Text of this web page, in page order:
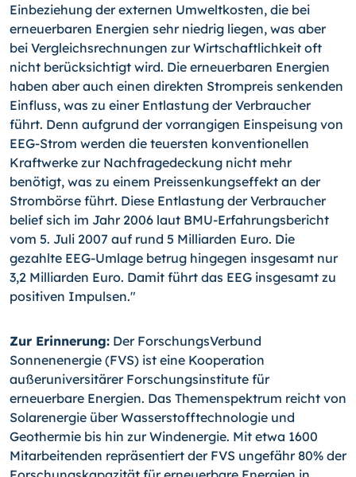
Einbeziehung der externen Umweltkosten, die bei
erneuerbaren Energien sehr niedrig liegen, was aber
bei Vergleichsrechnungen zur Wirtschaftlichkeit oft
nicht berücksichtigt wird. Die erneuerbaren Energien
haben aber auch einen direkten Strompreis senkenden
Einfluss, was zu einer Entlastung der Verbraucher
führt. Denn aufgrund der vorrangigen Einspeisung von
EEG-Strom werden die teuersten konventionellen
Kraftwerke zur Nachfragedeckung nicht mehr
benötigt, was zu einem Preissenkungseffekt an der
Strombörse führt. Diese Entlastung der Verbraucher
belief sich im Jahr 2006 laut BMU-Erfahrungsbericht
vom 5. Juli 2007 auf rund 5 Milliarden Euro. Die
gezahlte EEG-Umlage betrug hingegen insgesamt nur
3,2 Milliarden Euro. Damit führt das EEG insgesamt zu
positiven Impulsen."
Zur Erinnerung: Der ForschungsVerbund
Sonnenenergie (FVS) ist eine Kooperation
außeruniversitärer Forschungsinstitute für
erneuerbare Energien. Das Themenspektrum reicht von
Solarenergie über Wasserstofftechnologie und
Geothermie bis hin zur Windenergie. Mit etwa 1600
Mitarbeitenden repräsentiert der FVS ungefähr 80% der